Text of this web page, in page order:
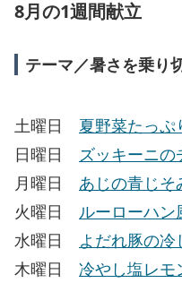
8月の1週間献立
テーマ／暑さを乗
土曜日 夏野菜たっぷ
日曜日
ズッキーニ
月曜日 あじの青じそ
火曜日 ルーローハ
水曜日 よだれ豚の
木曜日 冷やし塩レモ